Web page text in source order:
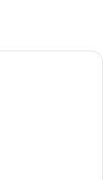
d’hôtel avec un lit,